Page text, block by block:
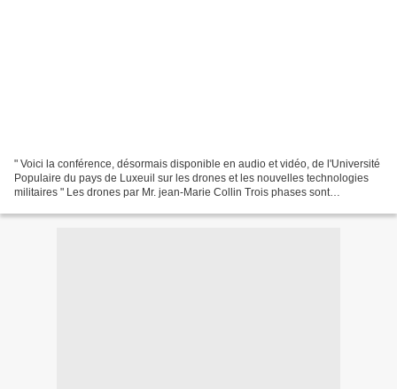
" Voici la conférence, désormais disponible en audio et vidéo, de l'Université
Populaire du pays de Luxeuil sur les drones et les nouvelles technologies
militaires " Les drones par Mr. jean-Marie Collin Trois phases sont